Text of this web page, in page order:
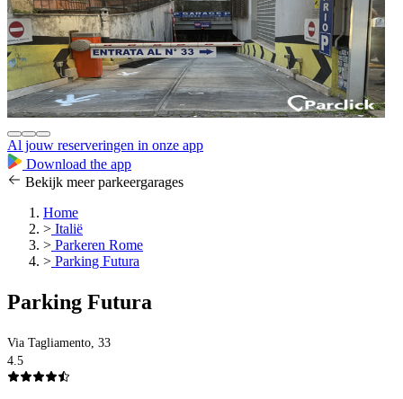
Al jouw reserveringen in onze app
Download the app
Bekijk meer parkeergarages
Home
> Italië
> Parkeren Rome
> Parking Futura
Parking Futura
Via Tagliamento, 33
4.5